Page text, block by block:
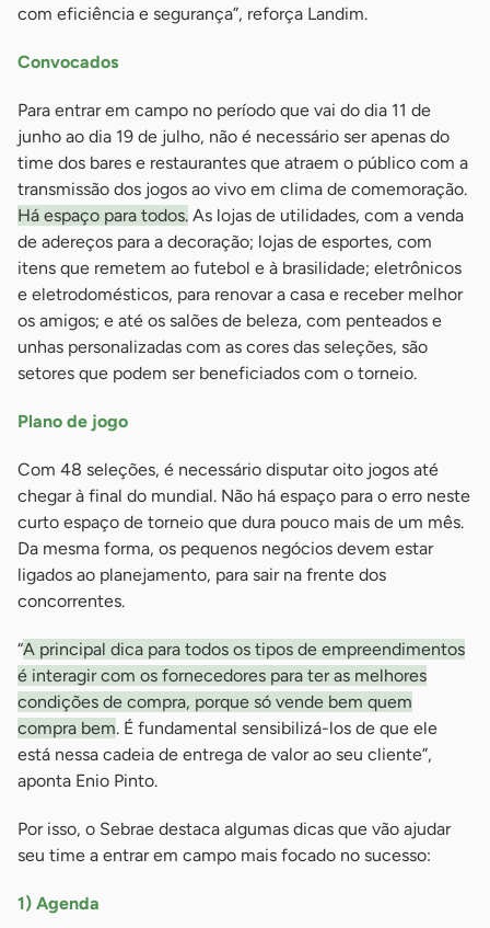
com eficiência e segurança”, reforça Landim.
Convocados
Para entrar em campo no período que vai do dia 11 de
junho ao dia 19 de julho, não é necessário ser apenas do
time dos bares e restaurantes que atraem o público com a
transmissão dos jogos ao vivo em clima de comemoração.
Há espaço para todos. As lojas de utilidades, com a venda
de adereços para a decoração; lojas de esportes, com
itens que remetem ao futebol e à brasilidade; eletrônicos
e eletrodomésticos, para renovar a casa e receber melhor
os amigos; e até os salões de beleza, com penteados e
unhas personalizadas com as cores das seleções, são
setores que podem ser beneficiados com o torneio.
Plano de jogo
Com 48 seleções, é necessário disputar oito jogos até
chegar à final do mundial. Não há espaço para o erro neste
curto espaço de torneio que dura pouco mais de um mês.
Da mesma forma, os pequenos negócios devem estar
ligados ao planejamento, para sair na frente dos
concorrentes.
“A principal dica para todos os tipos de empreendimentos
é interagir com os fornecedores para ter as melhores
condições de compra, porque só vende bem quem
compra bem. É fundamental sensibilizá-los de que ele
está nessa cadeia de entrega de valor ao seu cliente”,
aponta Enio Pinto.
Por isso, o Sebrae destaca algumas dicas que vão ajudar
seu time a entrar em campo mais focado no sucesso:
1) Agenda